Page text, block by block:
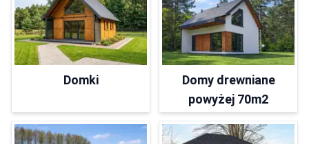
Domki
Domy drewniane
powyżej 70m2